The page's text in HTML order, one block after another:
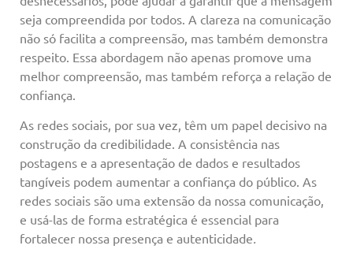
seja compreendida por todos. A clareza na comunicação
não só facilita a compreensão, mas também demonstra
respeito. Essa abordagem não apenas promove uma
melhor compreensão, mas também reforça a relação de
confiança.
As redes sociais, por sua vez, têm um papel decisivo na
construção da credibilidade. A consistência nas
postagens e a apresentação de dados e resultados
tangíveis podem aumentar a confiança do público. As
redes sociais são uma extensão da nossa comunicação,
e usá-las de forma estratégica é essencial para
fortalecer nossa presença e autenticidade.